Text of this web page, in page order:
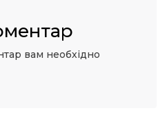
вам необхідно